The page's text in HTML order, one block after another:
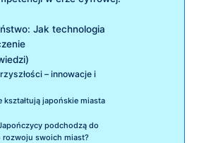
Jak technologia
– innowacje i
kształtują japońskie miasta
podchodzą do
swoich miast?